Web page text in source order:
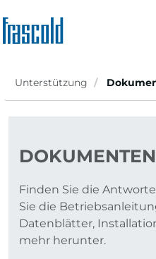
zum
Inhalt
Unterstützung
Finden Sie die
Sie die
Datenblätter,
mehr herunter.